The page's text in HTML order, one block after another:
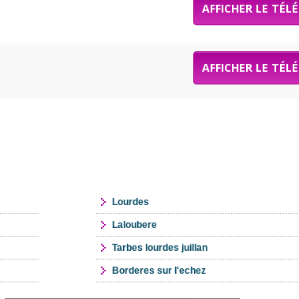
AFFICHER LE
AFFICHER LE
Lourdes
Laloubere
Tarbes lourdes juillan
Borderes sur l'echez